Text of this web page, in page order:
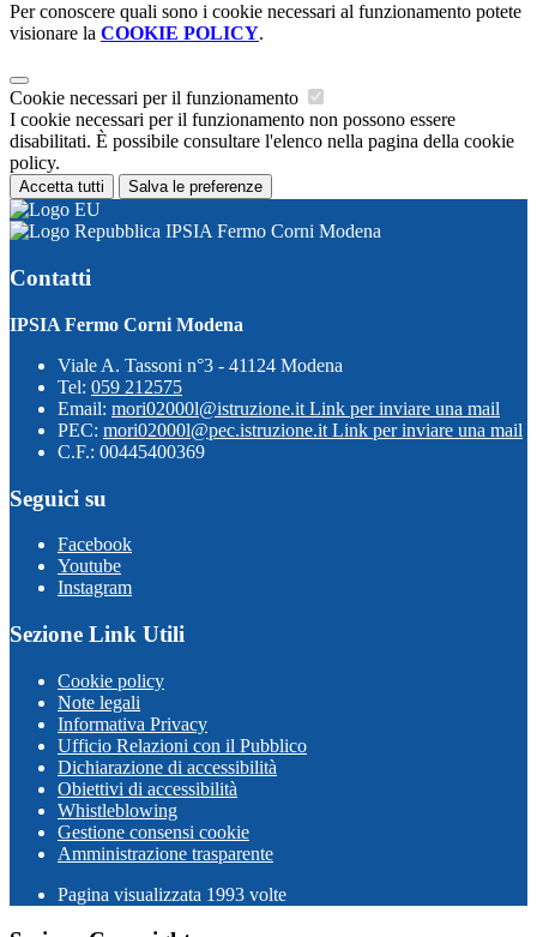
Per conoscere quali sono i cookie necessari al funzionamento potete
visionare la COOKIE POLICY.
Cookie necessari per il funzionamento
I cookie necessari per il funzionamento non possono essere
disabilitati. È possibile consultare l'elenco nella pagina della cookie
policy.
Accetta tutti Salva le preferenze
IPSIA Fermo Corni Modena
Contatti
IPSIA Fermo Corni Modena
Viale A. Tassoni n°3 - 41124 Modena
Tel: 059 212575
Email: mori02000l@istruzione.it Link per inviare una mail
PEC: mori02000l@pec.istruzione.it Link per inviare una mail
C.F.: 00445400369
Seguici su
Facebook
Youtube
Instagram
Sezione Link Utili
Cookie policy
Note legali
Informativa Privacy
Ufficio Relazioni con il Pubblico
Dichiarazione di accessibilità
Obiettivi di accessibilità
Whistleblowing
Gestione consensi cookie
Amministrazione trasparente
Pagina visualizzata 1993 volte